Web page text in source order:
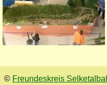
© Freundeskreis